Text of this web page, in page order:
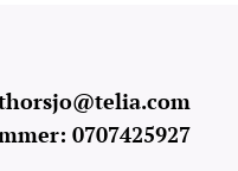
0707425927